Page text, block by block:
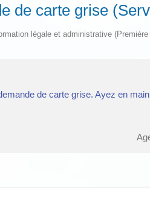
de carte grise
légale et administrative
de carte grise. Ayez en